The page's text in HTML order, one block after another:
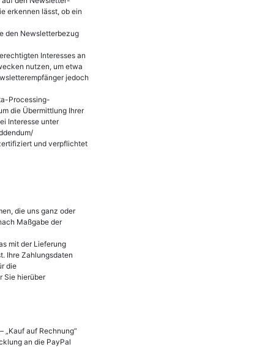
erkennen lässt, ob ein
den Newsletterbezug
Interesses an
nutzen, um etwa
jedoch
Processing-
die Übermittlung Ihrer
Interesse unter
und verpflichtet
die uns ganz oder
Maßgabe der
mit der Lieferung
Ihre Zahlungsdaten
die
Sie hierüber
„Kauf auf Rechnung“
an die PayPal